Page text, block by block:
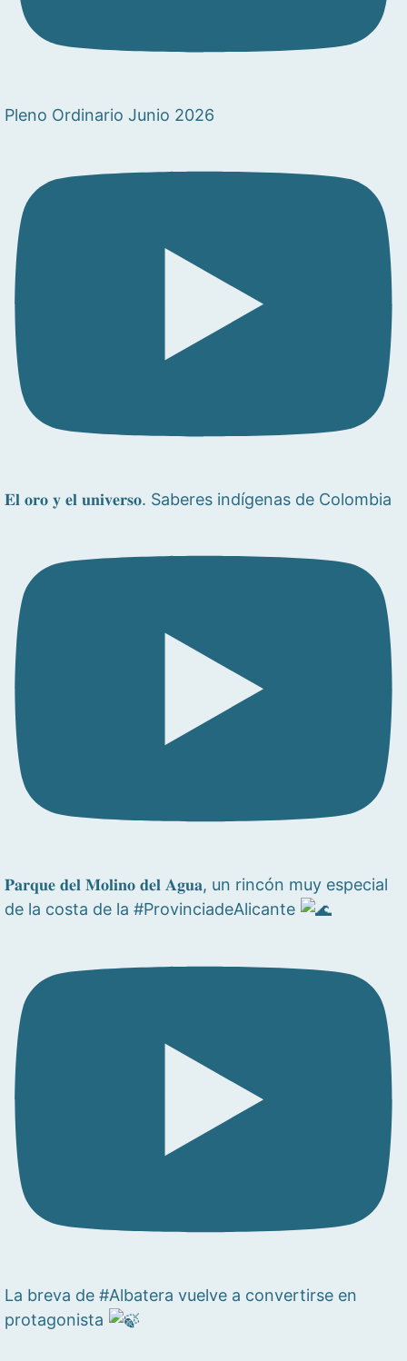
Pleno Ordinario Junio 2026
𝐄𝐥 𝐨𝐫𝐨 𝐲 𝐞𝐥 𝐮𝐧𝐢𝐯𝐞𝐫𝐬𝐨. Saberes indígenas de Colombia
𝐏𝐚𝐫𝐪𝐮𝐞 𝐝𝐞𝐥 𝐌𝐨𝐥𝐢𝐧𝐨 𝐝𝐞𝐥 𝐀𝐠𝐮𝐚, un rincón muy especial
de la costa de la #ProvinciadeAlicante
La breva de #Albatera vuelve a convertirse en
protagonista